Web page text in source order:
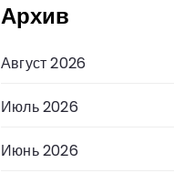
Архив
Август 2026
Июль 2026
Июнь 2026